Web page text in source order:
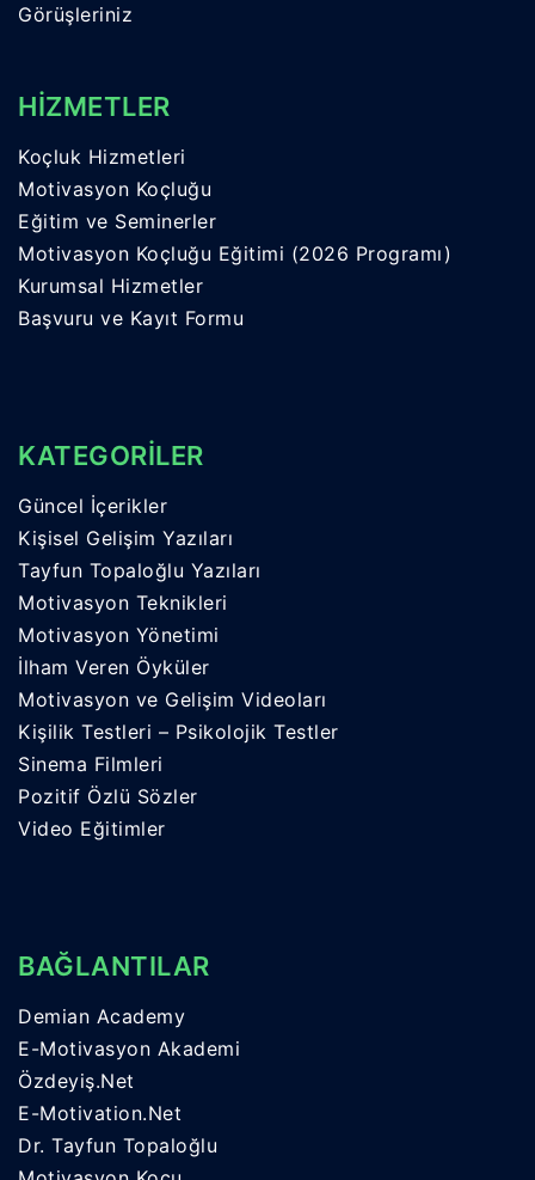
Görüşleriniz
HİZMETLER
Koçluk Hizmetleri
Motivasyon Koçluğu
Eğitim ve Seminerler
Motivasyon Koçluğu Eğitimi (2026 Programı)
Kurumsal Hizmetler
Başvuru ve Kayıt Formu
KATEGORİLER
Güncel İçerikler
Kişisel Gelişim Yazıları
Tayfun Topaloğlu Yazıları
Motivasyon Teknikleri
Motivasyon Yönetimi
İlham Veren Öyküler
Motivasyon ve Gelişim Videoları
Kişilik Testleri – Psikolojik Testler
Sinema Filmleri
Pozitif Özlü Sözler
Video Eğitimler
BAĞLANTILAR
Demian Academy
E-Motivasyon Akademi
Özdeyiş.Net
E-Motivation.Net
Dr. Tayfun Topaloğlu